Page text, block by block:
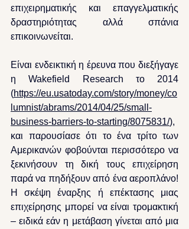
επιχειρηματικής και επαγγελματικής
δραστηριότητας αλλά σπάνια
επικοινωνείται.
Είναι ενδεικτική η έρευνα που διεξήγαγε
η Wakefield Research το 2014
(https://eu.usatoday.com/story/money/co
lumnist/abrams/2014/04/25/small-
business-barriers-to-starting/8075831/),
και παρουσίασε ότι το ένα τρίτο των
Αμερικανών φοβούνται περισσότερο να
ξεκινήσουν τη δική τους επιχείρηση
παρά να πηδήξουν από ένα αεροπλάνο!
Η σκέψη έναρξης ή επέκτασης μιας
επιχείρησης μπορεί να είναι τρομακτική
– ειδικά εάν η μετάβαση γίνεται από μια